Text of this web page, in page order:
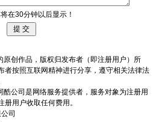
在30分钟以后显示！
原创作品，版权归发布者（即注册用户）所
者按照互联网精神进行分享，遵守相关法律法
公司是网络服务提供者，服务对象为注册用
用户收取任何费用。
司